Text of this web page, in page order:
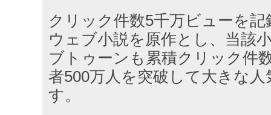
クリック件数5千万ビューを
ウェブ小説を原作とし、当該
ブトゥーンも累積クリック件
者500万人を突破して大きな
す。